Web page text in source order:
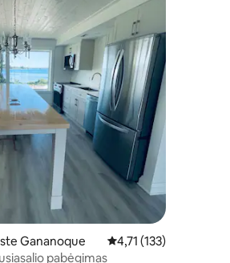
Gananoque Vidutinis įvertinimas:
4,71 (133)
pabėgimas